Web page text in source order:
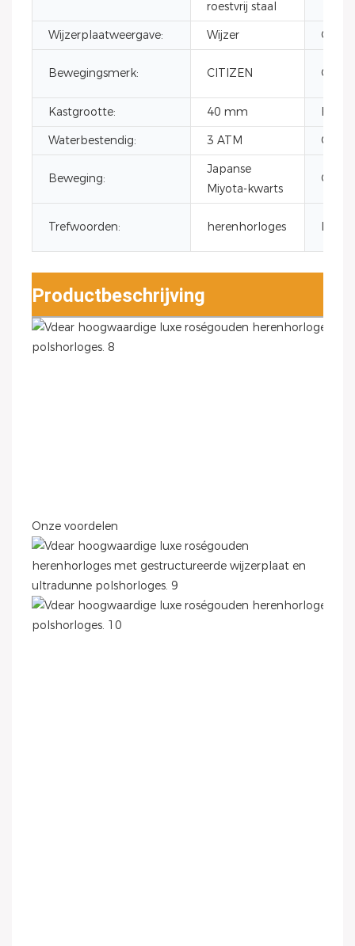
roestvrij staal
Wijzerplaatweergave:
Wijzer
Bewegingsmerk: CITIZEN
Kastgrootte: 40 mm
Waterbestendig:
3 ATM
Beweging:
Japanse
Miyota-kwarts
Glas:
Trefwoorden: herenhorloges Logo:
Productbeschrijving
Onze voordelen